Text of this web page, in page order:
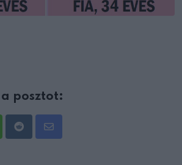
a posztot:
RedditShare